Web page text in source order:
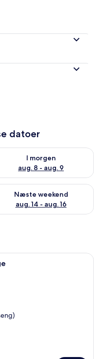
datoer
- aug. 8
I morgen
aug. 8 - aug. 9
tilgængelighed for i
aug. 7 - aug. 9
Næste weekend
aug. 14 - aug. 16
tilgængelighed for næste
med en seng, et